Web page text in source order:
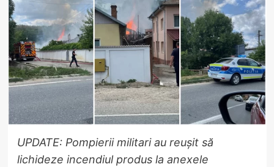
UPDATE: Pompierii militari au reușit să
lichideze incendiul produs la anexele